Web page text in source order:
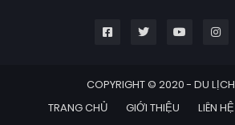
COPYRIGHT © 2020 - DU
TRANG CHỦ
GIỚI THIỆU LIÊN HỆ